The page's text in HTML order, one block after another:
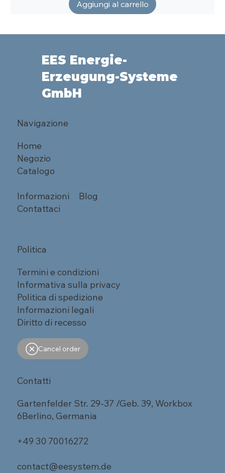
Aggiungi al carrello
EES Energie-
Erzeugung-Systeme
GmbH
Navigazione
Home
Negozio
Catalogo
Informazioni
Blog
Contattaci
Politica
Termini e condizioni
Informativa sulla privacy
Politica di spedizione
Informazioni legali
Diritto di recesso
Cancel order
Contatti
Gartenfelder Str. 29-37 /Geb. 39, Workbox
6Berlino, Germania
+49 30 70016272
contact@eesystem.de